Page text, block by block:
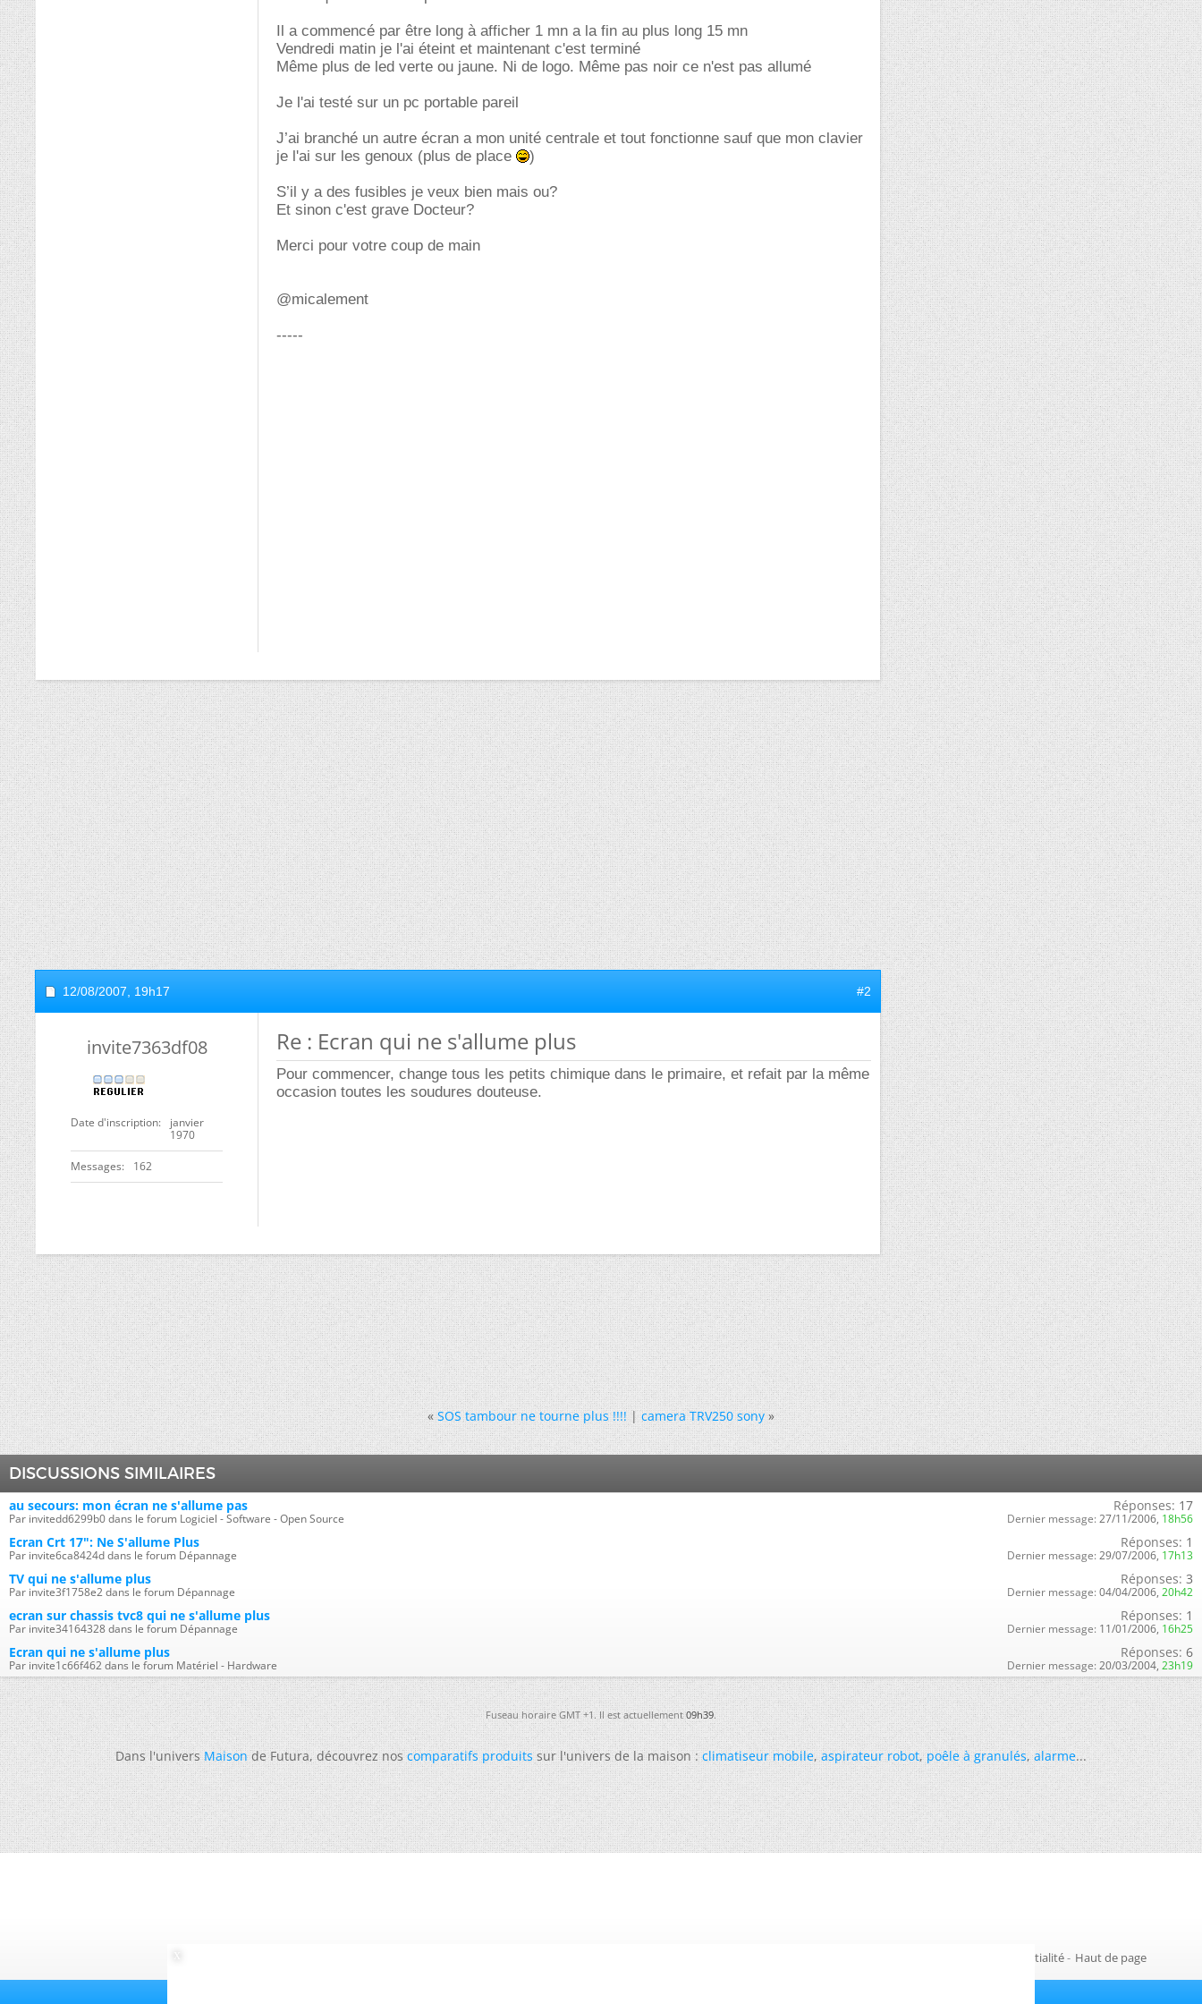
Il a commencé par être long à afficher 1 mn a la fin au plus long 15 mn
Vendredi matin je l'ai éteint et maintenant c'est terminé
Même plus de led verte ou jaune. Ni de logo. Même pas noir ce n'est pas allumé
Je l'ai testé sur un pc portable pareil
J’ai branché un autre écran a mon unité centrale et tout fonctionne sauf que mon clavier
je l'ai sur les genoux (plus de place
)
S’il y a des fusibles je veux bien mais ou?
Et sinon c'est grave Docteur?
Merci pour votre coup de main
@micalement
-----
12/08/2007, 19h17 #2
invite7363df08
Date d'inscription
janvier
1970
Messages 162
Re : Ecran qui ne s'allume plus
Pour commencer, change tous les petits chimique dans le primaire, et refait par la même
occasion toutes les soudures douteuse.
« SOS tambour ne tourne plus !!!!|camera TRV250 sony »
DISCUSSIONS SIMILAIRES
au secours: mon écran ne s'allume pas
Par invitedd6299b0 dans le forum Logiciel - Software - Open Source
Réponses: 17
Dernier message: 27/11/2006, 18h56
Ecran Crt 17": Ne S'allume Plus
Par invite6ca8424d dans le forum Dépannage
Réponses: 1
Dernier message: 29/07/2006, 17h13
TV qui ne s'allume plus
Par invite3f1758e2 dans le forum Dépannage
Réponses: 3
Dernier message: 04/04/2006, 20h42
ecran sur chassis tvc8 qui ne s'allume plus
Par invite34164328 dans le forum Dépannage
Réponses: 1
Dernier message: 11/01/2006, 16h25
Ecran qui ne s'allume plus
Par invite1c66f462 dans le forum Matériel - Hardware
Réponses: 6
Dernier message: 20/03/2004, 23h19
Fuseau horaire GMT +1. Il est actuellement09h39.
Dans l'universMaisonde Futura, découvrez noscomparatifs produitssur l'univers de la maison :climatiseur mobile,aspirateur robot,poêle à granulés,alarme...
Politique de confidentialité- Haut de page